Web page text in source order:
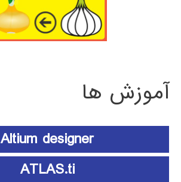
آموزش ها
Altium designer
ATLAS.ti